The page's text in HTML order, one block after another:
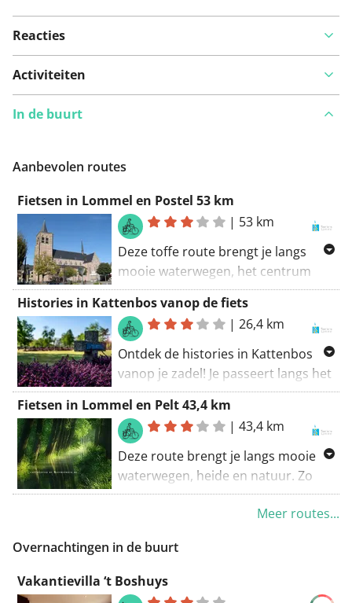
Reacties
Activiteiten
In de buurt
Aanbevolen routes
Fietsen in Lommel en Postel 53 km
| 53 km
Deze toffe route brengt je langs
mooie waterwegen, het centrum
van Lommel, Gelderhorsten en het
gezellige Postel om daarna terug te
keren naar de vertrekplaats via de
Blauwe Kei. Prachtig!
Histories in Kattenbos vanop de fiets
|26,4 km
Ontdek de histories in Kattenbos
vanop je zadel! Je passeert langs het
Kristalpark, Kattenbos en de Duitse
oorlogsbegraafplaats.
Fietsen in Lommel en Pelt 43,4 km
|43,4 km
Deze route brengt je langs mooie
waterwegen, heide en natuur. Zo
kom je in Pelt terecht, langs de
kinderspeeltuin 'De Scoutsrally'
een restaurant is. Daarna fiets je
terug naar de startplek via Lommel
Kolonie.
Meer routes...
Overnachtingen in de buurt
Vakantievilla ‘t Boshuys